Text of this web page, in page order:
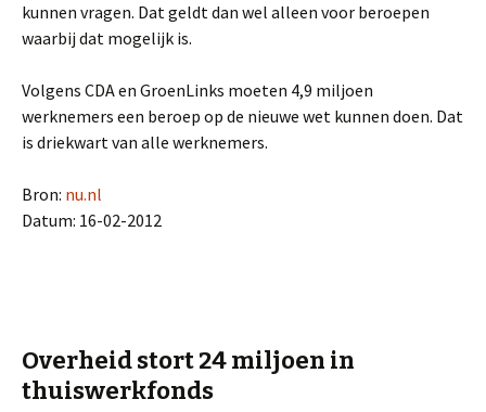
kunnen vragen. Dat geldt dan wel alleen voor beroepen
waarbij dat mogelijk is.
Volgens CDA en GroenLinks moeten 4,9 miljoen
werknemers een beroep op de nieuwe wet kunnen doen. Dat
is driekwart van alle werknemers.
Bron: nu.nl
Datum: 16-02-2012
Overheid stort 24 miljoen in
thuiswerkfonds